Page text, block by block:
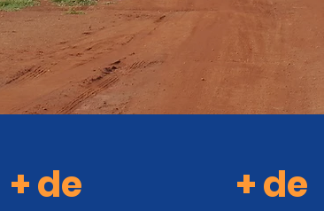
Titre 3
+ de
+ de